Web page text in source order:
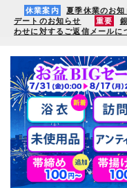
休業案内 夏季休業のお
デートのお知らせ
重要
わせに対するご返信メールに